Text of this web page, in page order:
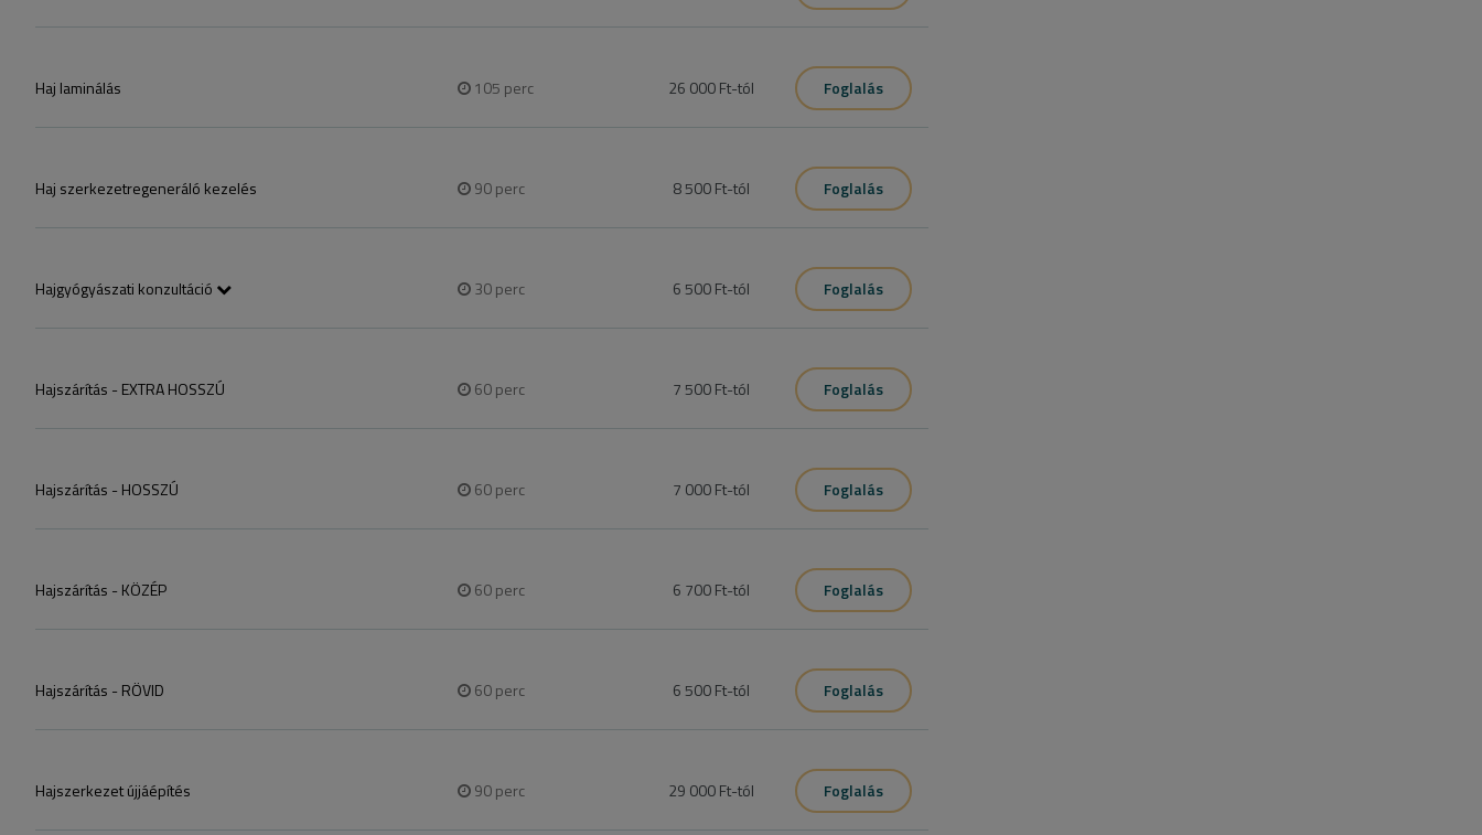
Haj laminálás 105 perc 26 000 Ft-tól Foglalás
Haj szerkezetregeneráló kezelés 90perc 8 500 Ft-tól Foglalás
Hajgyógyászati konzultáció 30perc 6 500 Ft-tól
Foglalás
Hajszárítás - EXTRA HOSSZÚ
60perc 7 500 Ft-tól Foglalás
Hajszárítás - HOSSZÚ 60perc 7 000 Ft-tól Foglalás
Hajszárítás - KÖZÉP 60perc 6 700 Ft-tól Foglalás
Hajszárítás - RÖVID 60perc 6 500 Ft-tól Foglalás
Hajszerkezet újjáépítés 90perc 29 000 Ft-tól Foglalás